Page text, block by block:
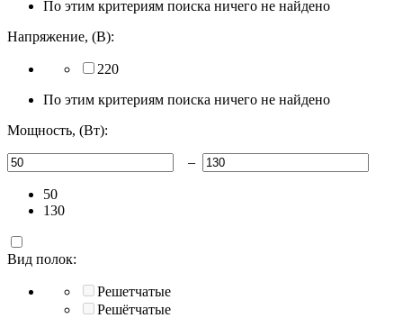
По этим критериям поиска ничего не найдено
Напряжение, (В):
220
По этим критериям поиска ничего не найдено
Мощность, (Вт):
–
50
130
Вид полок:
Решетчатые
Решётчатые